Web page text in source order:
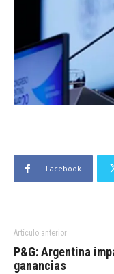
Facebook
Artículo anterior
P&G: Argentina
ganancias